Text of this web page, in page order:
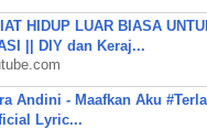
HIDUP LUAR BIASA
|| DIY dan Keraj...
Andini - Maafkan Aku
Lyric...